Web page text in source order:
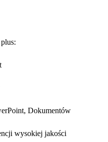
Dokumentów
wysokiej jakości